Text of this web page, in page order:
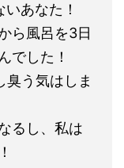
あなた！
ら風呂を3日
でした！
う気はしま
るし、私は